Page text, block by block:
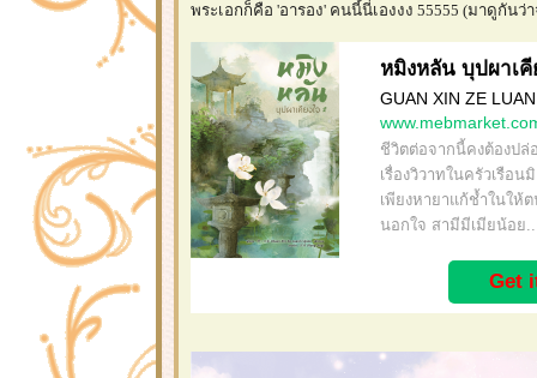
พระเอกก็คือ 'อารอง' คนนี้นี่เองงง 55555 (มาดูกันว่
หมิงหลัน บุปผาเคี
GUAN XIN ZE LUAN
ชีวิตต่อจากนี้คงต้องป
เรื่องวิวาทในครัวเรือ
เพียงหายาแก้ช้ำในให้
นอกใจ สามีมีเมียน้อย
Get